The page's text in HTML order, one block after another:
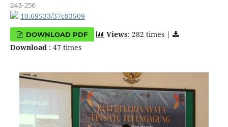
243-256
10.69533/37c83509
DOWNLOAD PDF Views: 282 times |
Download : 47 times